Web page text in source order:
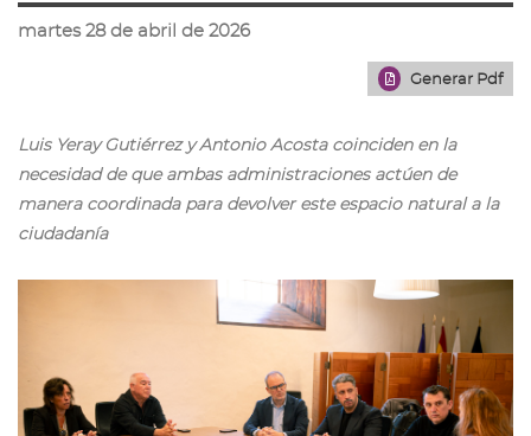
la
página
martes 28 de abril de 2026
Generar Pdf
Luis Yeray Gutiérrez y Antonio Acosta coinciden en la
necesidad de que ambas administraciones actúen de
manera coordinada para devolver este espacio natural a la
ciudadanía